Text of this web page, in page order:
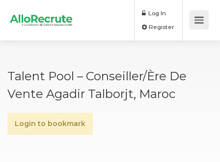
Log In
Talent Pool – Conseiller/ère De
Vente Agadir Talborjt, Maroc
Login to bookmark